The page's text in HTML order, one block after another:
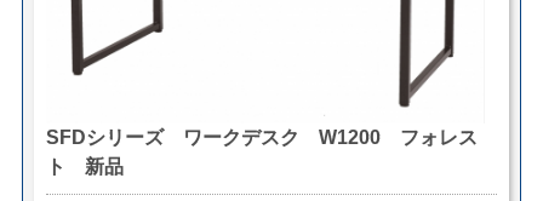
SFDシリーズ ワークデスク W1200 フォレス
ト 新品